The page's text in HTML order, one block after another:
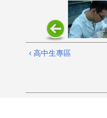
‹ 高中生專區